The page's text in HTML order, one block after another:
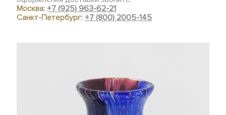
Москва:+7 (925) 963-62-21
Санкт-Петербург:+7 (800) 2005-145